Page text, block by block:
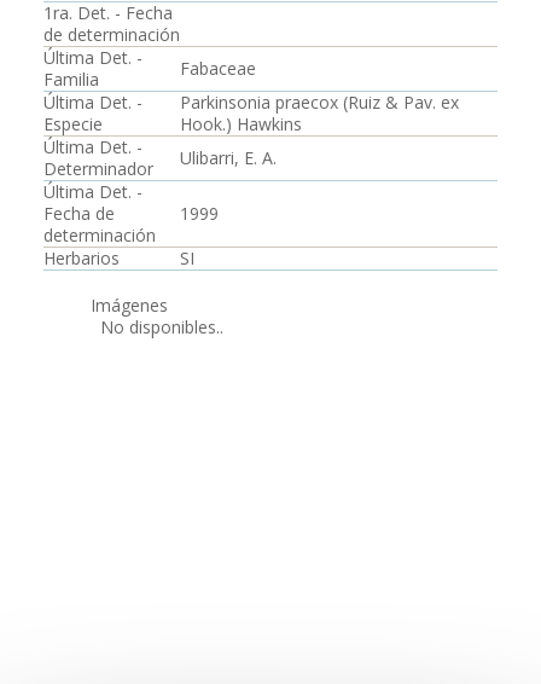
1ra. Det. - Fecha
de determinación
Última Det. -
Familia
Fabaceae
Última Det. -
Especie
Parkinsonia praecox (Ruiz & Pav. ex
Hook.) Hawkins
Última Det. -
Determinador
Ulibarri, E. A.
Última Det. -
Fecha de
determinación
1999
Herbarios
SI
Imágenes
No disponibles..